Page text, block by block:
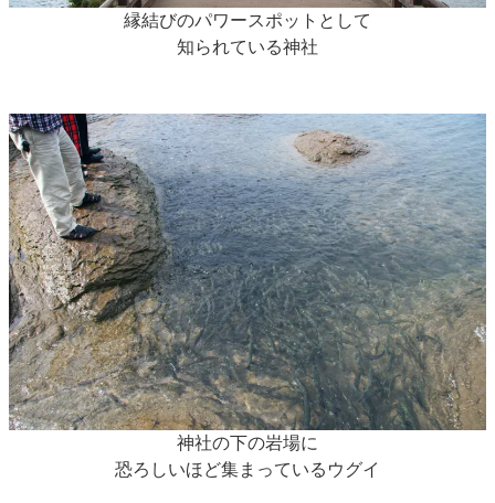
縁結びのパワースポットとして
知られている神社
神社の下の岩場に
恐ろしいほど集まっているウグイ